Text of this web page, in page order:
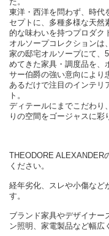
東洋・西洋を問わず、時代
セプトに、多種多様な天然
的な味わいを持つプロダク
オルソープコレクションは
家の邸宅オルソープにて、
めてきた家具・調度品を、
サー伯爵の強い意向により
あるだけで注目のインテリ
ト。
ディテールにまでこだわり
りの空間をゴージャスに彩
THEODORE ALEXANDER
ください。
経年劣化、スレや小傷など
す。
ブランド家具やデザイナー
ン照明、家電製品など幅広